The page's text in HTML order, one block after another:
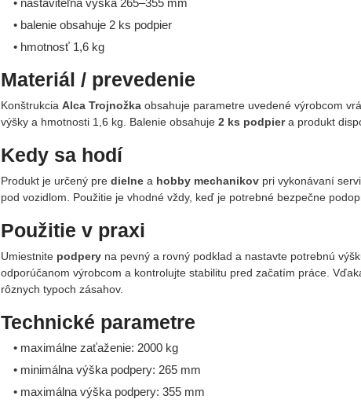
• balenie obsahuje 2 ks podpier
• hmotnosť 1,6 kg
Materiál / prevedenie
Konštrukcia Alca Trojnožkaobsahuje parametre uvedené výrobcom
výšky a hmotnosti 1,6 kg. Balenie obsahuje 2 ks podpiera produkt
Kedy sa hodí
Produkt je určený pre dielnea hobby mechanikovpri vykonávaní
pod vozidlom. Použitie je vhodné vždy, keď je potrebné bezpečne
Použitie v praxi
Umiestnite podperyna pevný a rovný podklad a nastavte potrebnú
odporúčanom výrobcom a kontrolujte stabilitu pred začatím práce.
rôznych typoch zásahov.
Technické parametre
• maximálne zaťaženie: 2000 kg
• minimálna výška podpery: 265 mm
• maximálna výška podpery: 355 mm